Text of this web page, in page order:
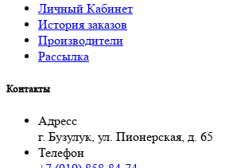
Личный Кабинет
История заказов
Производители
Рассылка
Контакты
Адресс
г. Бузулук, ул. Пионерская, д. 65
Телефон